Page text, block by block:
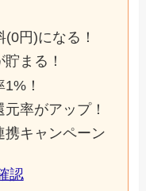
円)になる！
まる！
！
率がアップ！
携キャンペーン
認